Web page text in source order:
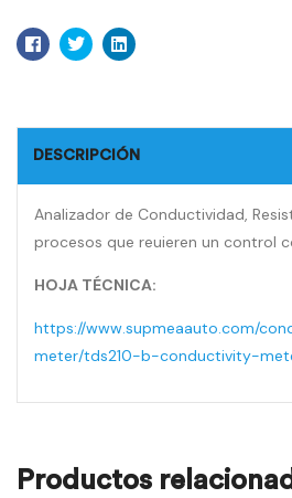
Facebook
TwitterLinkedin
DESCRIPCIÓN
Analizador de Conductividad,
procesos que reuieren un control
HOJA TÉCNICA:
https://www.supmeaauto.com/
meter/tds210-b-conductivity-
Productos